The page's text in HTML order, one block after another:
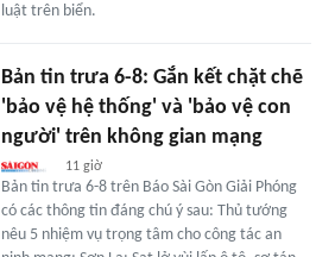
luật trên biển.
Bản tin trưa 6-8: Gắn kết chặt chẽ
'bảo vệ hệ thống' và 'bảo vệ con
người' trên không gian mạng
11 giờ
Bản tin trưa 6-8 trên Báo Sài Gòn Giải Phóng
có các thông tin đáng chú ý sau: Thủ tướng
nêu 5 nhiệm vụ trọng tâm cho công tác an